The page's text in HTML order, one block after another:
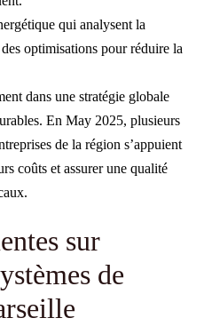
qui analysent la
optimisations pour réduire la
dans une stratégie globale
En May 2025, plusieurs
de la région s’appuient
coûts et assurer une qualité
sur
de